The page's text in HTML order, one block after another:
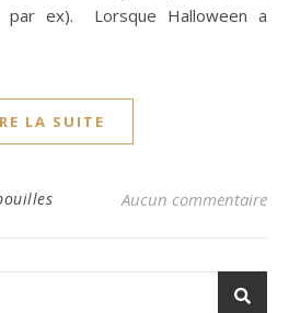
par ex). Lorsque Halloween a
LA SUITE
Aucun commentaire